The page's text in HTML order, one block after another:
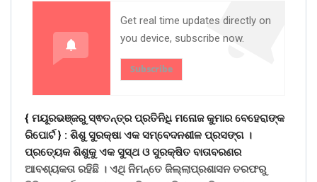
Get real time updates directly on
you device, subscribe now.
Subscribe
{ ମୟୂରଭଞ୍ଜରୁ ସ୍ଵତନ୍ତ୍ର ପ୍ରତିନିଧି ମନୋଜ କୁମାର ବେହେରାଙ୍କ
ରିପୋର୍ଟ } : ଶିଶୁ ସୁରକ୍ଷା ଏକ ସମ୍ବେଦନଶୀଳ ପ୍ରସଙ୍ଗ ।
ପ୍ରତ୍ୟେକ ଶିଶୁକୁ ଏକ ସୁସ୍ଥ ଓ ସୁରକ୍ଷିତ ବାତାବରଣର
ଆବଶ୍ୟକତା ରହିଛି । ଏଥି ନିମନ୍ତେ ଜିଲ୍ଲାପ୍ରଶାସନ ତରଫରୁ